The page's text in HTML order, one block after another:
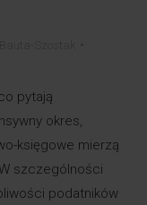
pytają
okres,
księgowe mierzą
szczególności
podatników